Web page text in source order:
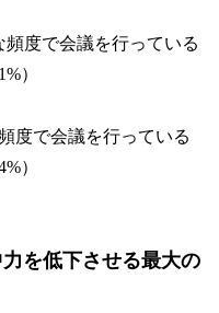
度で会議を行っている
）
度で会議を行っている
）
を低下させる最大の